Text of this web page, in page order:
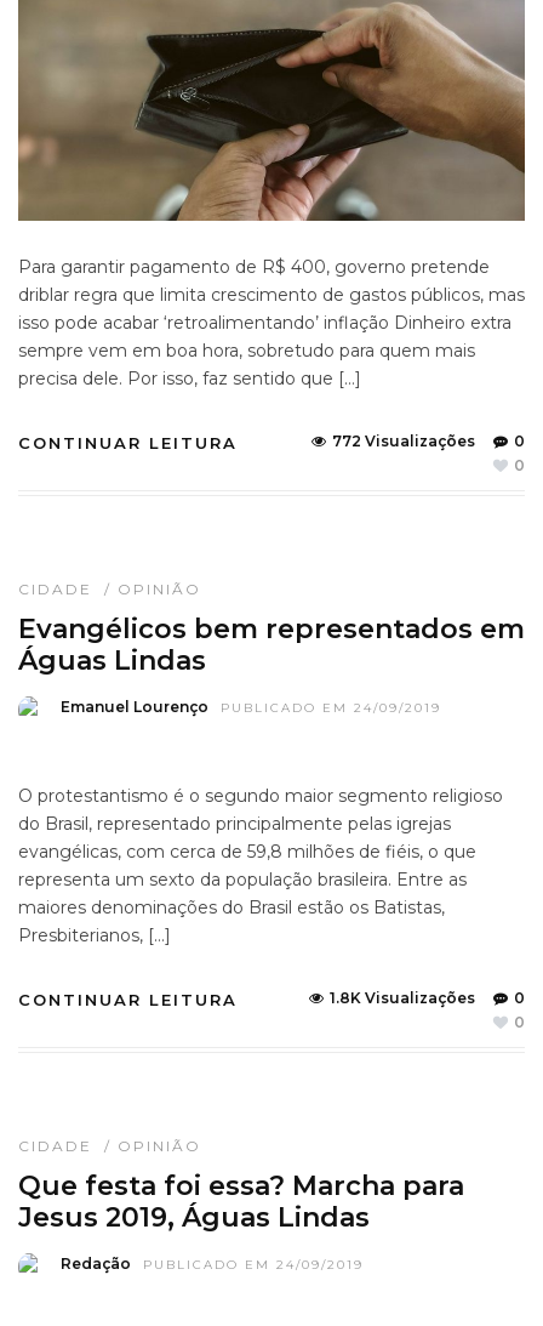
Para garantir pagamento de R$ 400, governo pretende
driblar regra que limita crescimento de gastos públicos, mas
isso pode acabar ‘retroalimentando’ inflação Dinheiro extra
sempre vem em boa hora, sobretudo para quem mais
precisa dele. Por isso, faz sentido que […]
CONTINUAR LEITURA 0
772 Visualizações
0
CIDADE / OPINIÃO
Evangélicos bem representados em
Águas Lindas
Emanuel Lourenço PUBLICADO EM 24/09/2019
O protestantismo é o segundo maior segmento religioso
do Brasil, representado principalmente pelas igrejas
evangélicas, com cerca de 59,8 milhões de fiéis, o que
representa um sexto da população brasileira. Entre as
maiores denominações do Brasil estão os Batistas,
Presbiterianos, […]
CONTINUAR LEITURA 0
1.8K Visualizações
0
CIDADE / OPINIÃO
Que festa foi essa? Marcha para
Jesus 2019, Águas Lindas
Redação PUBLICADO EM 24/09/2019